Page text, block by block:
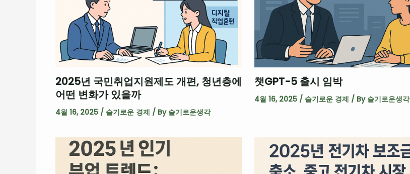
2025년 국민취업지원제도 개편, 청년층에
어떤 변화가 있을까
4월 16, 2025 / 슬기로운 경제 / By 슬기로운생각
챗GPT-5 출시 임박
4월 16, 2025 / 슬기로운 경제 / By 슬기로운생각